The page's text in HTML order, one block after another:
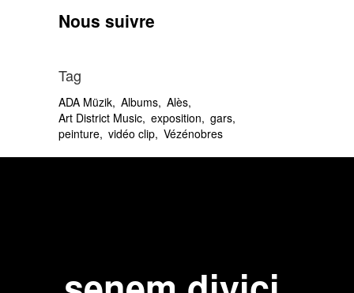
Nous suivre
Tag
ADA Müzik Albums Alès
Art District Music exposition gars
peinture vidéo clip Vézénobres